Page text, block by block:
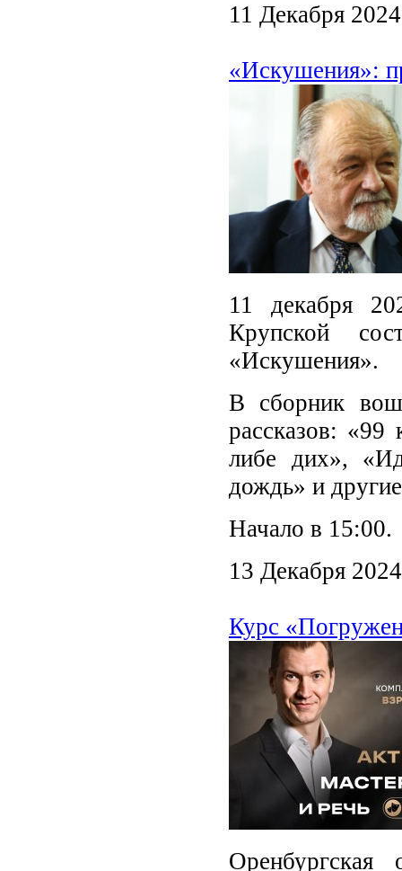
11 Декабря 2024
«Искушения»:
11 декабря
Крупской
«Искушения».
В сборник
рассказов:
либе дих»,
дождь» и
Начало в 15:00.
13 Декабря
Курс